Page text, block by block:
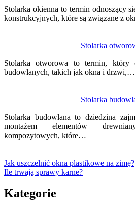
Stolarka okienna to termin odnoszący
konstrukcyjnych, które są związane z
Stolarka
Stolarka otworowa to termin, który
budowlanych, takich jak okna i drzwi,…
Stolarka
Stolarka budowlana to dziedzina
montażem elementów
kompozytowych, które…
Jak uszczelnić okna plastikowe na zimę?
Ile trwają sprawy karne?
Kategorie